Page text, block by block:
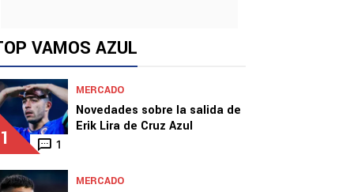
VAMOS AZUL
1 1
MERCADO
Novedades sobre la salida de
Erik Lira de Cruz Azul
MERCADO